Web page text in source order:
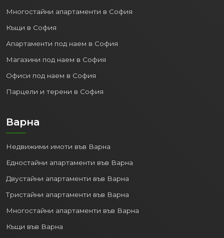
Многостайни апартаменти в София
Къщи в София
Апартаменти под наем в София
Магазини под наем в София
Офиси под наем в София
Парцели и терени в София
Варна
Недвижими имоти във Варна
Едностайни апартаменти във Варна
Двустайни апартаменти във Варна
Тристайни апартаменти във Варна
Многостайни апартаменти във Варна
Къщи във Варна